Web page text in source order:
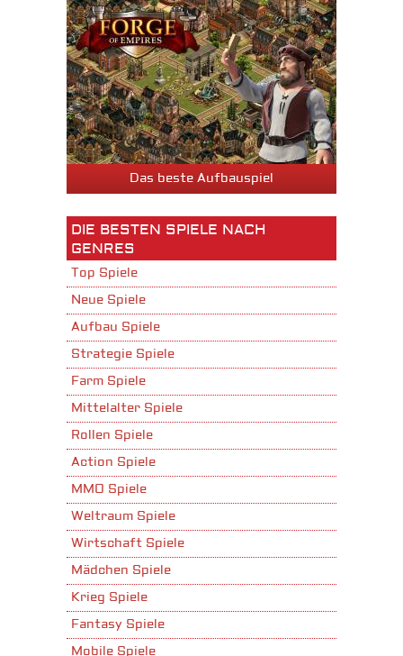
Das beste Aufbauspiel
DIE BESTEN SPIELE NACH
GENRES
Top Spiele
Neue Spiele
Aufbau Spiele
Strategie Spiele
Farm Spiele
Mittelalter Spiele
Rollen Spiele
Action Spiele
MMO Spiele
Weltraum Spiele
Wirtschaft Spiele
Mädchen Spiele
Krieg Spiele
Fantasy Spiele
Mobile Spiele